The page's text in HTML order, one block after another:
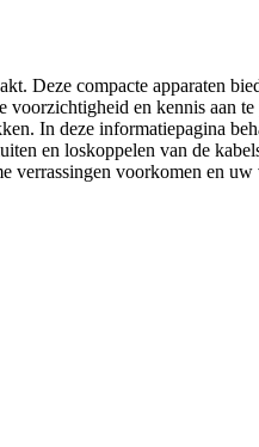
Deze compacte apparaten
en kennis aan
In deze informatiepagina
en loskoppelen van de
verrassingen voorkomen en